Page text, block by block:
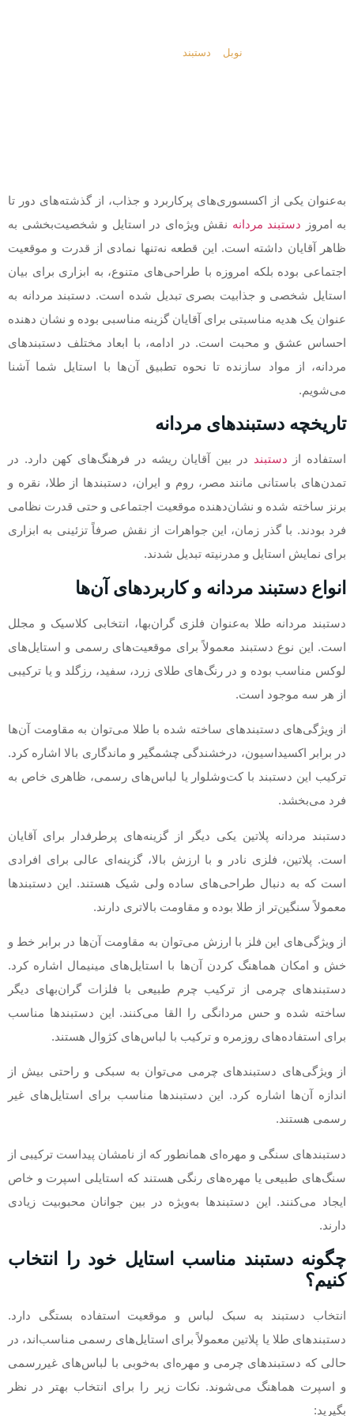
نوبل دستبند
به‌عنوان یکی از اکسسوری‌های پرکاربرد و جذاب، از گذشته‌های دور تا
به امروز دستبند مردانه نقش ویژه‌ای در استایل و شخصیت‌بخشی به
ظاهر آقایان داشته است. این قطعه نه‌تنها نمادی از قدرت و موقعیت
اجتماعی بوده بلکه امروزه با طراحی‌های متنوع، به ابزاری برای بیان
استایل شخصی و جذابیت بصری تبدیل شده است. دستبند مردانه به
عنوان یک هدیه مناسبتی برای آقایان گزینه مناسبی بوده و نشان دهنده
احساس عشق و محبت است. در ادامه، با ابعاد مختلف دستبندهای
مردانه، از مواد سازنده تا نحوه تطبیق آن‌ها با استایل شما آشنا
می‌شویم.
تاریخچه دستبندهای مردانه
استفاده از دستبند در بین آقایان ریشه در فرهنگ‌های کهن دارد. در
تمدن‌های باستانی مانند مصر، روم و ایران، دستبندها از طلا، نقره و
برنز ساخته شده و نشان‌دهنده موقعیت اجتماعی و حتی قدرت نظامی
فرد بودند. با گذر زمان، این جواهرات از نقش صرفاً تزئینی به ابزاری
برای نمایش استایل و مدرنیته تبدیل شدند.
انواع دستبند مردانه و کاربردهای آن‌ها
دستبند مردانه طلا به‌عنوان فلزی گران‌بها، انتخابی کلاسیک و مجلل
است. این نوع دستبند معمولاً برای موقعیت‌های رسمی و استایل‌های
لوکس مناسب بوده و در رنگ‌های طلای زرد، سفید، رزگلد و یا ترکیبی
از هر سه موجود است.
از ویژگی‌های دستبندهای ساخته شده با طلا می‌توان به مقاومت آن‌‌ها
در برابر اکسیداسیون، درخشندگی چشمگیر و ماندگاری بالا اشاره کرد.
ترکیب این دستبند با کت‌وشلوار یا لباس‌های رسمی، ظاهری خاص به
فرد می‌بخشد.
دستبند مردانه پلاتین یکی دیگر از گزینه‌های پرطرفدار برای آقایان
است. پلاتین، فلزی نادر و با ارزش بالا، گزینه‌ای عالی برای افرادی
است که به دنبال طراحی‌های ساده ولی شیک هستند. این دستبندها
معمولاً سنگین‌تر از طلا بوده و مقاومت بالاتری دارند.
از ویژگی‌های این فلز با ارزش می‌توان به مقاومت آن‌ها در برابر خط و
خش و امکان هماهنگ کردن آن‌ها با استایل‌های مینیمال اشاره کرد.
دستبندهای چرمی از ترکیب چرم طبیعی با فلزات گران‌بهای دیگر
ساخته شده و حس مردانگی را القا می‌کنند. این دستبندها مناسب
برای استفاده‌های روزمره و ترکیب با لباس‌های کژوال هستند.
از ویژگی‌های دستبندهای چرمی می‌توان به سبکی و راحتی بیش از
اندازه آن‌ها اشاره کرد. این دستبندها مناسب برای استایل‌های غیر
رسمی هستند.
دستبندهای سنگی و مهره‌ای همانطور که از نامشان پیداست ترکیبی از
سنگ‌های طبیعی یا مهره‌های رنگی هستند که استایلی اسپرت و خاص
ایجاد می‌کنند. این دستبندها به‌ویژه در بین جوانان محبوبیت زیادی
دارند.
چگونه دستبند مناسب استایل خود را انتخاب
کنیم؟
انتخاب دستبند به سبک لباس و موقعیت استفاده بستگی دارد.
دستبندهای طلا یا پلاتین معمولاً برای استایل‌های رسمی مناسب‌اند، در
حالی که دستبندهای چرمی و مهره‌ای به‌خوبی با لباس‌های غیررسمی
و اسپرت هماهنگ می‌شوند. نکات زیر را برای انتخاب بهتر در نظر
بگیرید: